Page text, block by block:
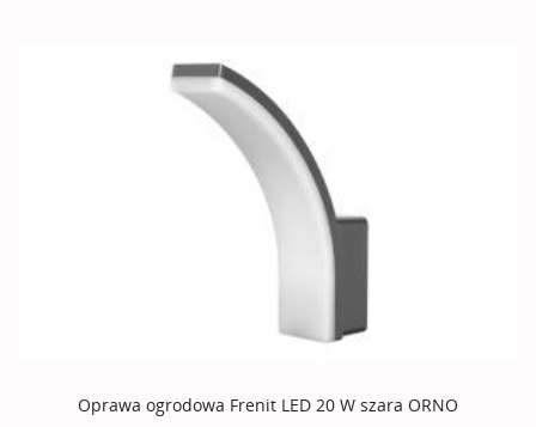
Oprawa ogrodowa Frenit LED 20 W szara ORNO